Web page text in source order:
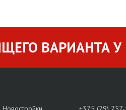
ВАРИАНТА У